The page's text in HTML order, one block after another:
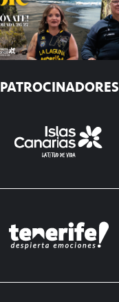
PATROCINADORES